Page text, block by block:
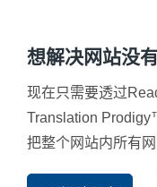
想解决网站没
现在只需要透过
Translation
把整个网站内所有